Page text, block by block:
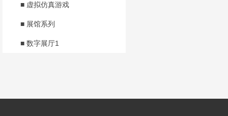
■ 虚拟仿真游戏
■ 展馆系列
■ 数字展厅1